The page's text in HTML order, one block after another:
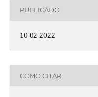
PUBLICADO
10-02-2022
COMO CITAR